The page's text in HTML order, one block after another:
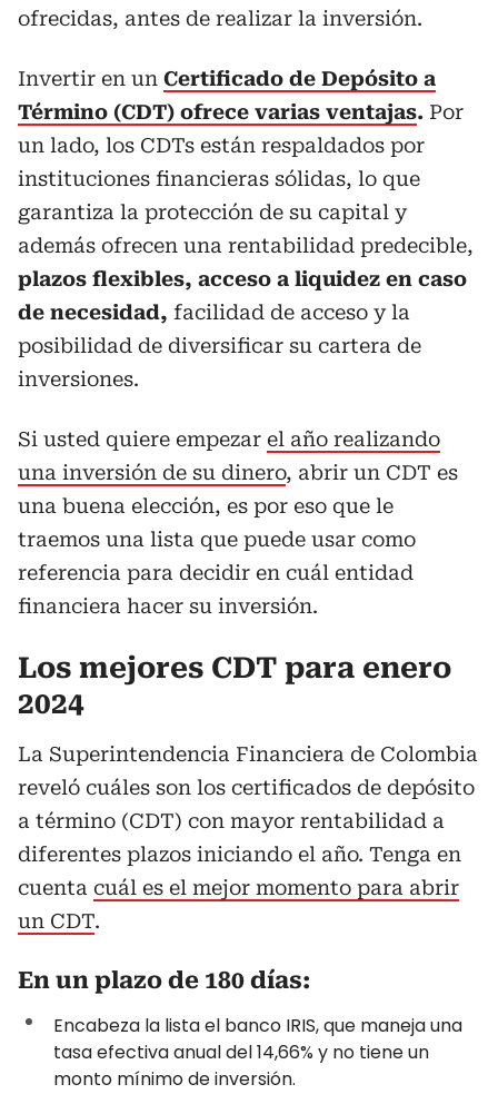
ofrecidas, antes de realizar la inversión.
Invertir en un Certificado de Depósito a
Término (CDT) ofrece varias ventajas. Por
un lado, los CDTs están respaldados por
instituciones financieras sólidas, lo que
garantiza la protección de su capital y
además ofrecen una rentabilidad predecible,
plazos flexibles, acceso a liquidez en caso
de necesidad, facilidad de acceso y la
posibilidad de diversificar su cartera de
inversiones.
Si usted quiere empezar el año realizando
una inversión de su dinero, abrir un CDT es
una buena elección, es por eso que le
traemos una lista que puede usar como
referencia para decidir en cuál entidad
financiera hacer su inversión.
Los mejores CDT para enero
2024
La Superintendencia Financiera de Colombia
reveló cuáles son los certificados de depósito
a término (CDT) con mayor rentabilidad a
diferentes plazos iniciando el año. Tenga en
cuenta cuál es el mejor momento para abrir
un CDT.
En un plazo de 180 días:
Encabeza la lista el banco IRIS, que maneja una
tasa efectiva anual del 14,66% y no tiene un
monto mínimo de inversión.